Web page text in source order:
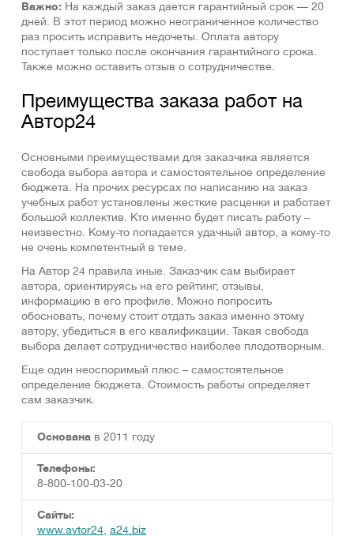
Важно: На каждый заказ дается гарантийный срок — 20
дней. В этот период можно неограниченное количество
раз просить исправить недочеты. Оплата автору
поступает только после окончания гарантийного срока.
Также можно оставить отзыв о сотрудничестве.
Преимущества заказа работ на
Автор24
Основными преимуществами для заказчика является
свобода выбора автора и самостоятельное определение
бюджета. На прочих ресурсах по написанию на заказ
учебных работ установлены жесткие расценки и работает
большой коллектив. Кто именно будет писать работу –
неизвестно. Кому-то попадается удачный автор, а кому-то
не очень компетентный в теме.
На Автор 24 правила иные. Заказчик сам выбирает
автора, ориентируясь на его рейтинг, отзывы,
информацию в его профиле. Можно попросить
обосновать, почему стоит отдать заказ именно этому
автору, убедиться в его квалификации. Такая свобода
выбора делает сотрудничество наиболее плодотворным.
Еще один неоспоримый плюс – самостоятельное
определение бюджета. Стоимость работы определяет
сам заказчик.
Основана в 2011 году
Телефоны:
8-800-100-03-20
Сайты:
www.avtor24, a24.biz